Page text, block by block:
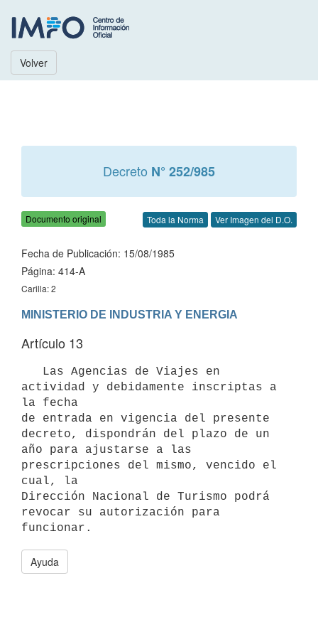
Volver
Decreto N° 252/985
Documento original Toda la Norma Ver Imagen del D.O.
Fecha de Publicación: 15/08/1985
Página: 414-A
Carilla: 2
MINISTERIO DE INDUSTRIA Y ENERGIA
Artículo 13
actividad y debidamente inscriptas a
la fecha
de entrada en vigencia del presente
decreto, dispondrán del plazo de un
año para ajustarse a las
prescripciones del mismo, vencido el
cual, la
Dirección Nacional de Turismo podrá
revocar su autorización para
Ayuda